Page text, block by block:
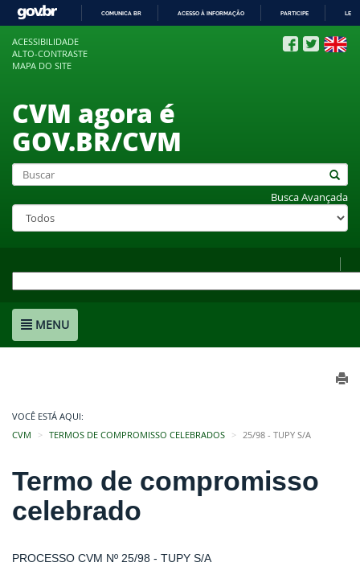
COMUNICA BR ACESSO À INFORMAÇÃO PARTICIPE
ACESSIBILIDADE
ALTO-CONTRASTE
MAPA DO SITE
CVM agora é
GOV.BR/CVM
Busca Avançada
MENU
VOCÊ ESTÁ AQUI:
CVM
TERMOS DE COMPROMISSO CELEBRADOS 25/98 - TUPY S/A
Termo de compromisso
celebrado
PROCESSO CVM Nº 25/98 - TUPY S/A